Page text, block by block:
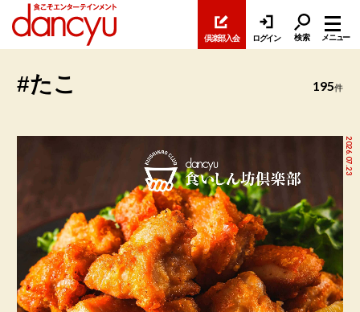
倶楽部入会 ログイン 検索 メニュー
#たこ 195件
2026.07.23